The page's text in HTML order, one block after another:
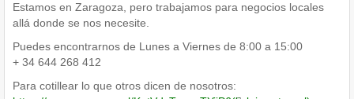
Estamos en Zaragoza, pero trabajamos para negocios locales
allá donde se nos necesite.
Puedes encontrarnos de Lunes a Viernes de 8:00 a 15:00
+ 34 644 268 412
Para cotillear lo que otros dicen de nosotros: